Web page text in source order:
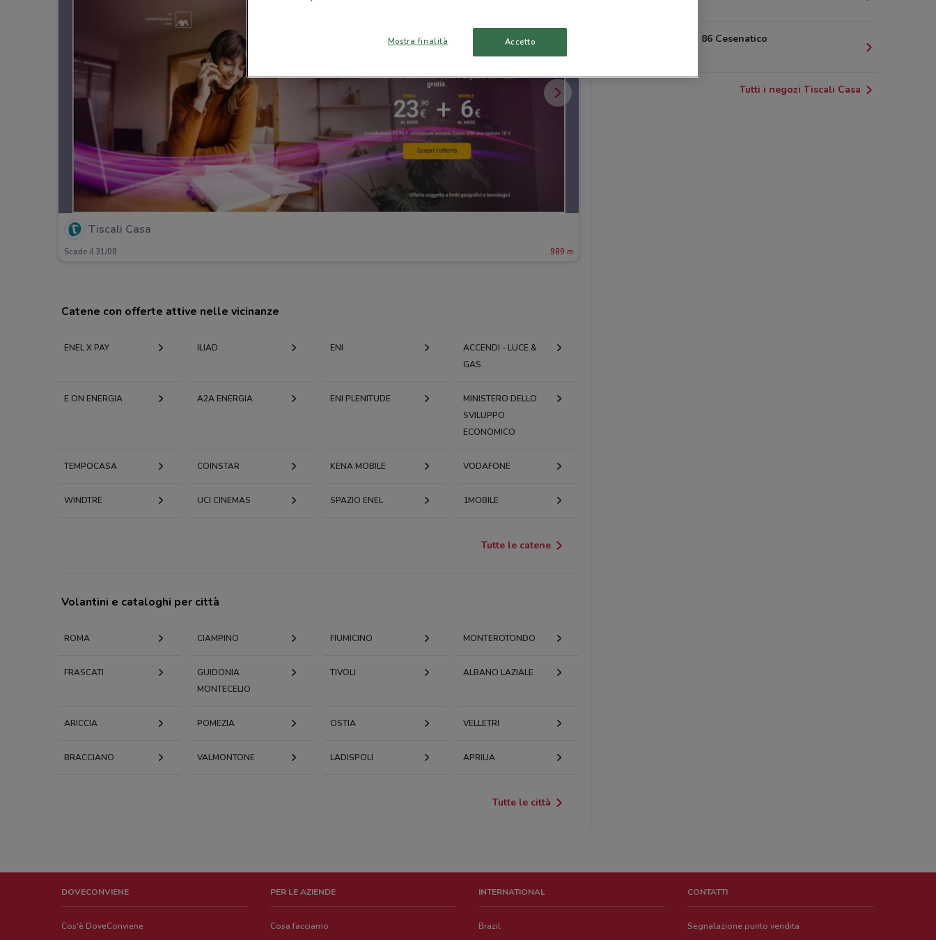
Tiscali Casa
Scade il 31/08 989 m
Viale Roma 86 Cesenatico
Tutti i negozi Tiscali Casa
Catene con offerte attive nelle vicinanze
ENEL X PAY ILIAD ENI
ACCENDI - LUCE &
GAS
E.ON ENERGIA A2A ENERGIA ENI PLENITUDE
MINISTERO DELLO
SVILUPPO
ECONOMICO
TEMPOCASA COINSTAR KENA MOBILE VODAFONE
WINDTRE UCI CINEMAS SPAZIO ENEL 1MOBILE
Tutte le catene
Volantini e cataloghi per città
ROMA CIAMPINO FIUMICINO MONTEROTONDO
FRASCATI
GUIDONIA
MONTECELIO
TIVOLI ALBANO LAZIALE
ARICCIA POMEZIA OSTIA VELLETRI
BRACCIANO VALMONTONE LADISPOLI APRILIA
Tutte le città
DOVECONVIENE
Cos'è DoveConviene
PER LE AZIENDE
Cosa facciamo
INTERNATIONAL
Brazil
CONTATTI
Segnalazione punto vendita
Mostra finalità Accetto